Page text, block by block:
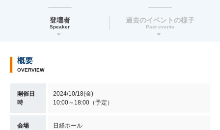
登壇者
Speaker
過去のイベントの様子
Past events
概要
OVERVIEW
開催日
時
2024/10/18(金)
10:00～18:00（予定）
会場
日経ホール